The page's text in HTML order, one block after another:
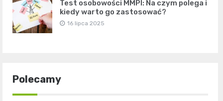
Test osobowości MMPI: Na czym polega i
kiedy warto go zastosować?
16 lipca 2025
Polecamy